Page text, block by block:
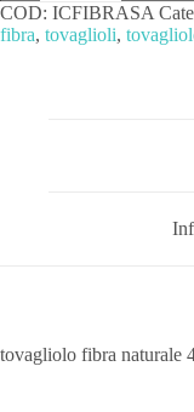
COD: ICFIBRASA
fibra, tovaglioli,
tovagliolo fibra naturale